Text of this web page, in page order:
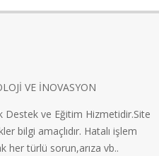
VE İNOVASYON
Destek ve Eğitim Hizmetidir.Site
bilgi amaçlıdır. Hatalı işlem
her türlü sorun,arıza vb..